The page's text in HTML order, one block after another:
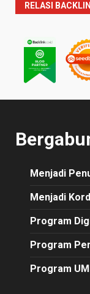
RELASI
Menjadi
Menjadi
Program
Program
Program